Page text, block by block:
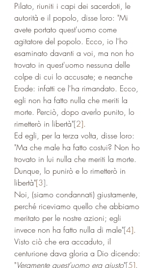
Pilato, riuniti i capi dei sacerdoti, le
autorità e il popolo, disse loro: "Mi
avete portato quest'uomo come
agitatore del popolo. Ecco, io l'ho
esaminato davanti a voi, ma non ho
trovato in quest'uomo nessuna delle
colpe di cui lo accusate; e neanche
Erode: infatti ce l'ha rimandato. Ecco,
egli non ha fatto nulla che meriti la
morte. Perciò, dopo averlo punito, lo
rimetterò in libertà"[2].
Ed egli, per la terza volta, disse loro:
"Ma che male ha fatto costui? Non ho
trovato in lui nulla che meriti la morte.
Dunque, lo punirò e lo rimetterò in
libertà"[3].
Noi, (siamo condannati) giustamente,
perché riceviamo quello che abbiamo
meritato per le nostre azioni; egli
invece non ha fatto nulla di male"[4].
Visto ciò che era accaduto, il
centurione dava gloria a Dio dicendo:
"Veramente quest'uomo era giusto"[5].